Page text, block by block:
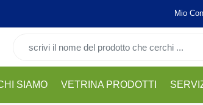
Mio
SIAMO VETRINA PRODOTTI